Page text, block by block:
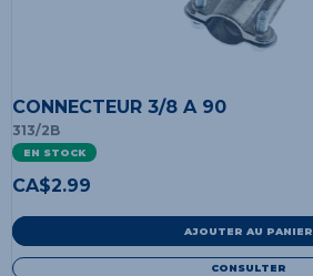
CONNECTEUR 3/8 A 90
313/2B
EN STOCK
CA$2.99
AJOUTER AU PANIER
CONSULTER